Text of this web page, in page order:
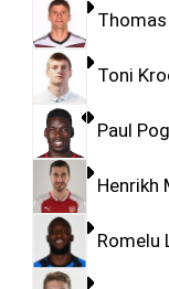
Toni
Paul
Henrikh
Romelu